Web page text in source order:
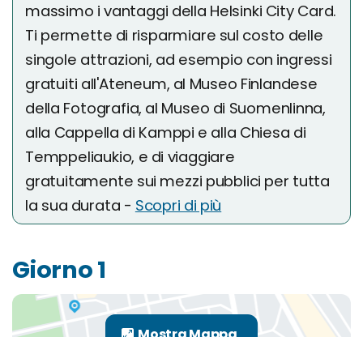
massimo i vantaggi della Helsinki City Card.
Ti permette di risparmiare sul costo delle
singole attrazioni, ad esempio con ingressi
gratuiti all'Ateneum, al Museo Finlandese
della Fotografia, al Museo di Suomenlinna,
alla Cappella di Kamppi e alla Chiesa di
Temppeliaukio, e di viaggiare
gratuitamente sui mezzi pubblici per tutta
la sua durata - Scopri di più
Giorno 1